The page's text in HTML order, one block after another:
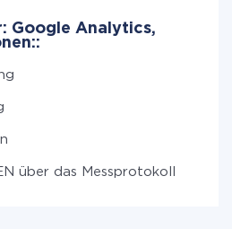
Google Analytics,
über das Messprotokoll